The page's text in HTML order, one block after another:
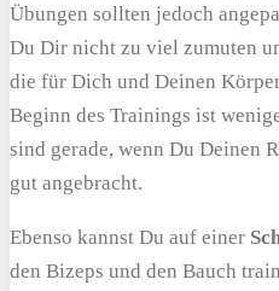
Übungen sollten jedoch
Du Dir nicht zu viel zumuten
die für Dich und Deinen
Beginn des Trainings ist
sind gerade, wenn Du Deinen
gut angebracht.
Ebenso kannst Du auf einer
den Bizeps und den Bauch